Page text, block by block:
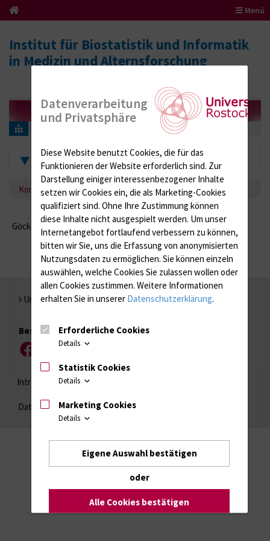
Menü
Institut für Biostatistik und Informatik
in Medizin und Alternsforschung
Kontakt Göcke, Kaisa
Kaisa Göcke
Kontakt Göcke, Kaisa
Göcke, Kaisa - -
Universität Rostock
Besuchen Sie uns
Facebook
Intranet Login (für Studenten)
Datenschutzhinweise Barrierefreiheit
Datenverarbeitung
und Privatsphäre
Diese Website benutzt Cookies, die für das
Funktionieren der Website erforderlich sind. Zur
Darstellung einiger interessenbezogener Inhalte
setzen wir Cookies ein, die als Marketing-Cookies
qualifiziert sind. Ohne Ihre Zustimmung können
diese Inhalte nicht ausgespielt werden. Um unser
Internetangebot fortlaufend verbessern zu können,
bitten wir Sie, uns die Erfassung von anonymisierten
Nutzungsdaten zu ermöglichen. Sie können einzeln
auswählen, welche Cookies Sie zulassen wollen oder
allen Cookies zustimmen. Weitere Informationen
erhalten Sie in unserer Datenschutzerklärung.
Erforderliche Cookies
Details
Statistik Cookies
Details
Marketing Cookies
Details
Eigene Auswahl bestätigen
oder
Alle Cookies bestätigen